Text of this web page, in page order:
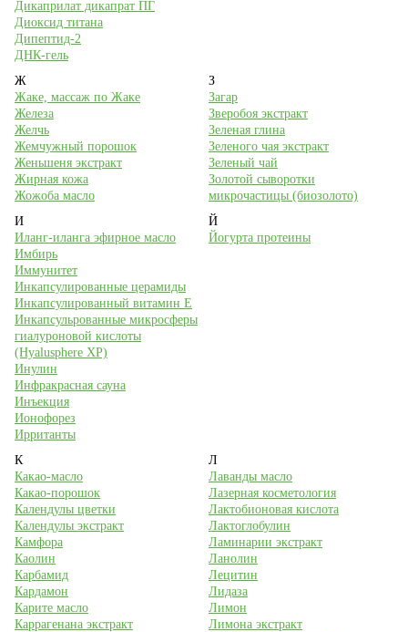
Дикаприлат дикапрат ПГ
Диоксид титана
Дипептид-2
ДНК-гель
Ж
Жаке, массаж по Жаке
Железа
Желчь
Жемчужный порошок
Женьшеня экстракт
Жирная кожа
Жожоба масло
З
Загар
Зверобоя экстракт
Зеленая глина
Зеленого чая экстракт
Зеленый чай
Золотой сыворотки
микрочастицы (биозолото)
И
Иланг-иланга эфирное масло
Имбирь
Иммунитет
Инкапсулированные церамиды
Инкапсулированный витамин Е
Инкапсульрованные микросферы
гиалуроновой кислоты
(Hyalusphere XP)
Инулин
Инфракрасная сауна
Инъекция
Ионофорез
Ирританты
Й
Йогурта протеины
К
Какао-масло
Какао-порошок
Календулы цветки
Календулы экстракт
Камфора
Каолин
Карбамид
Кардамон
Карите масло
Каррагенана экстракт
Л
Лаванды масло
Лазерная косметология
Лактобионовая кислота
Лактоглобулин
Ламинарии экстракт
Ланолин
Лецитин
Лидаза
Лимон
Лимона экстракт